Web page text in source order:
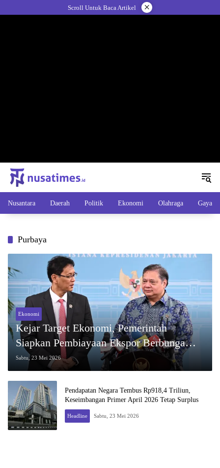
ke
Scroll Untuk Baca Artikel ×
Nusantara Daerah Politik Ekonomi Olahraga Gaya
Purbaya
Ekonomi
Kejar Target Ekonomi, Pemerintah
Siapkan Pembiayaan Ekspor Berbunga
Rendah Melalui LPEI dan SMI
Sabtu, 23 Mei 2026
Pendapatan Negara Tembus Rp918,4 Triliun,
Keseimbangan Primer April 2026 Tetap Surplus
Headline Sabtu, 23 Mei 2026